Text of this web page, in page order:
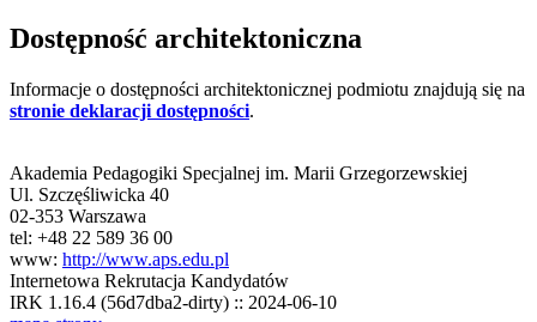
Dostępność architektoniczna
Informacje o dostępności architektonicznej podmiotu znajdują się na
stronie deklaracji dostępności.
Akademia Pedagogiki Specjalnej im. Marii Grzegorzewskiej
Ul. Szczęśliwicka 40
02-353 Warszawa
tel: +48 22 589 36 00
www: http://www.aps.edu.pl
Internetowa Rekrutacja Kandydatów
IRK 1.16.4 (56d7dba2-dirty) :: 2024-06-10